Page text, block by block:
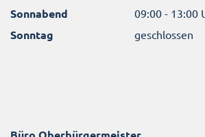
Sonnabend 09:00 - 13:00
Sonntag geschlossen